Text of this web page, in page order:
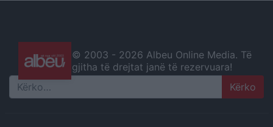
© 2003 - 2026 Albeu Online Media. Të
gjitha të drejtat janë të rezervuara!
Search